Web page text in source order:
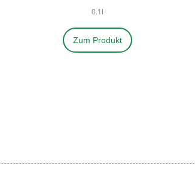
0.1l
Zum Produkt